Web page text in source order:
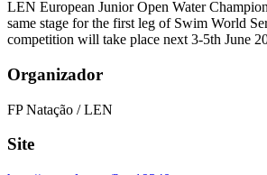
LEN European Junior Open Water
same stage for the first leg of Swim World
competition will take place next 3-5th June
Organizador
FP Natação / LEN
Site